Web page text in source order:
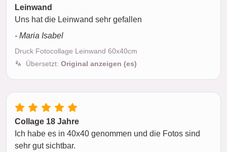
Leinwand
Uns hat die Leinwand sehr gefallen
- Maria Isabel
Druck Fotocollage Leinwand 60x40cm
Übersetzt: Original anzeigen (es)
Collage 18 Jahre
Ich habe es in 40x40 genommen und die Fotos sind
sehr gut sichtbar.